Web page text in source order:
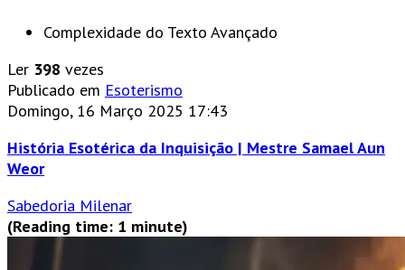
Complexidade do Texto Avançado
Ler 398 vezes
Publicado em Esoterismo
Domingo, 16 Março 2025 17:43
História Esotérica da Inquisição | Mestre Samael Aun
Weor
Sabedoria Milenar
(Reading time: 1 minute)